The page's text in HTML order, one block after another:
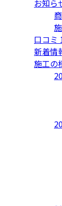
お知ら
口コミ
新着情
施工の